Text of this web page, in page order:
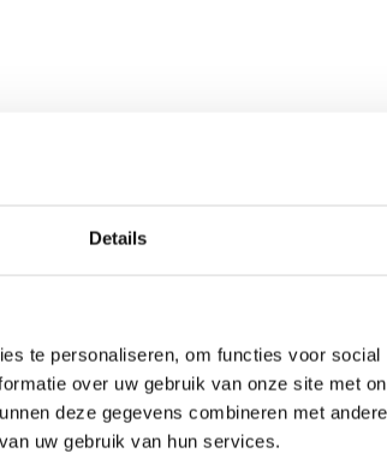
Details
te personaliseren, om functies voor
over uw gebruik van onze site met
deze gegevens combineren met
uw gebruik van hun services.
bepalen we samen
verschillende soorten.